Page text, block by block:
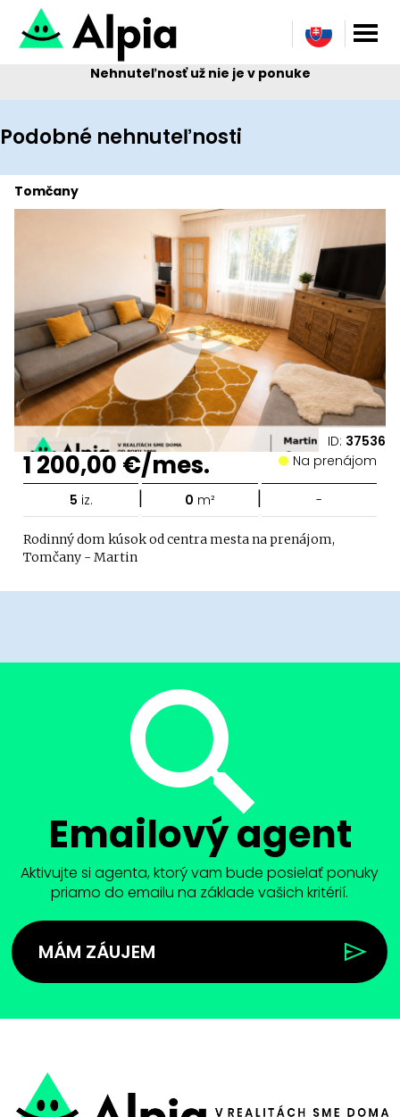
Nehnuteľnosť už nie je v ponuke
Podobné nehnuteľnosti
ID: 37536
Tomčany
1 200,00 €/mes. Na prenájom
5 iz. | 0 m² | -
Rodinný dom kúsok od centra mesta na prenájom,
Tomčany - Martin
Emailový agent
Aktivujte si agenta, ktorý vam bude posielať ponuky
priamo do emailu na základe vašich kritérií.
MÁM ZÁUJEM